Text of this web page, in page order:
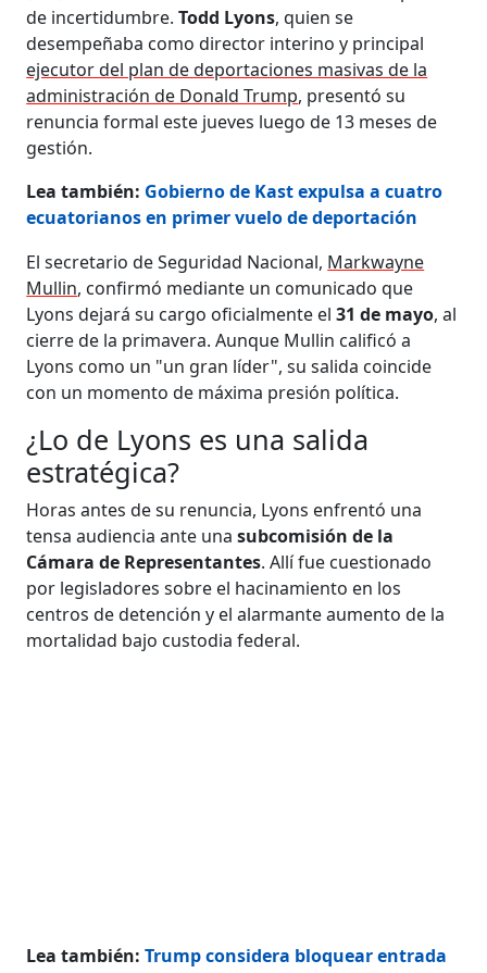
de incertidumbre.Todd Lyons, quien se
desempeñaba como director interino y principal
ejecutor del plan de deportaciones masivas de la
administración de Donald Trump, presentó su
renuncia formal este jueves luego de 13 meses de
gestión.
Lea también: Gobierno de Kast expulsa a cuatro
ecuatorianos en primer vuelo de deportación
El secretario de Seguridad Nacional, Markwayne
Mullin, confirmó mediante un comunicado que
Lyons dejará su cargo oficialmente el31 de mayo, al
cierre de la primavera. Aunque Mullin calificó a
Lyons como un "un gran líder", su salida coincide
con un momento de máxima presión política.
¿Lo de Lyons es una salida
estratégica?
Horas antes de su renuncia, Lyons enfrentó una
tensa audiencia ante unasubcomisión de la
Cámara de Representantes. Allí fue cuestionado
por legisladores sobre el hacinamiento en los
centros de detención y el alarmante aumento de la
mortalidad bajo custodia federal.
Lea también: Trump considera bloquear entrada